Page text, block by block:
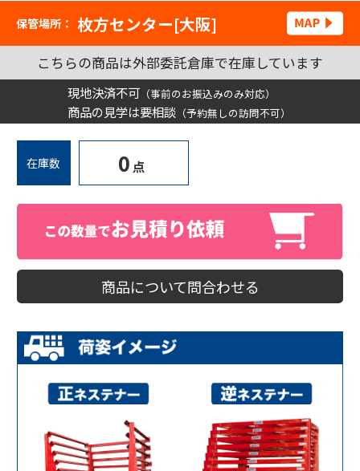
保管場所： 枚方センター[大阪]
こちらの商品は外部委託倉庫で在庫しています
現地決済不可 （事前のお振込みのみ対応）
商品の見学は要相談 （予約無しの訪問不可）
在庫数 0 点
商品について問合わせる